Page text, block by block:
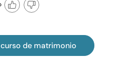
de matrimonio